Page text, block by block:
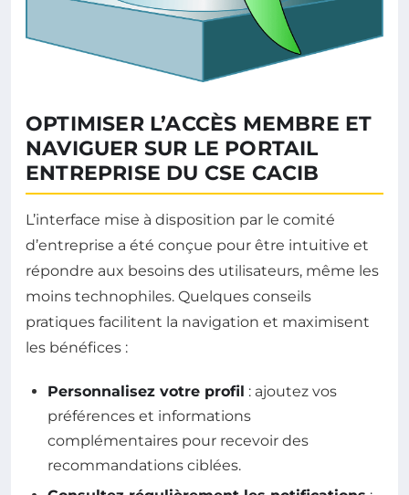
OPTIMISER L’ACCÈS MEMBRE ET
NAVIGUER SUR LE PORTAIL
ENTREPRISE DU CSE CACIB
L’interface mise à disposition par le comité
d’entreprise a été conçue pour être intuitive et
répondre aux besoins des utilisateurs, même les
moins technophiles. Quelques conseils
pratiques facilitent la navigation et maximisent
les bénéfices :
Personnalisez votre profil : ajoutez vos
préférences et informations
complémentaires pour recevoir des
recommandations ciblées.